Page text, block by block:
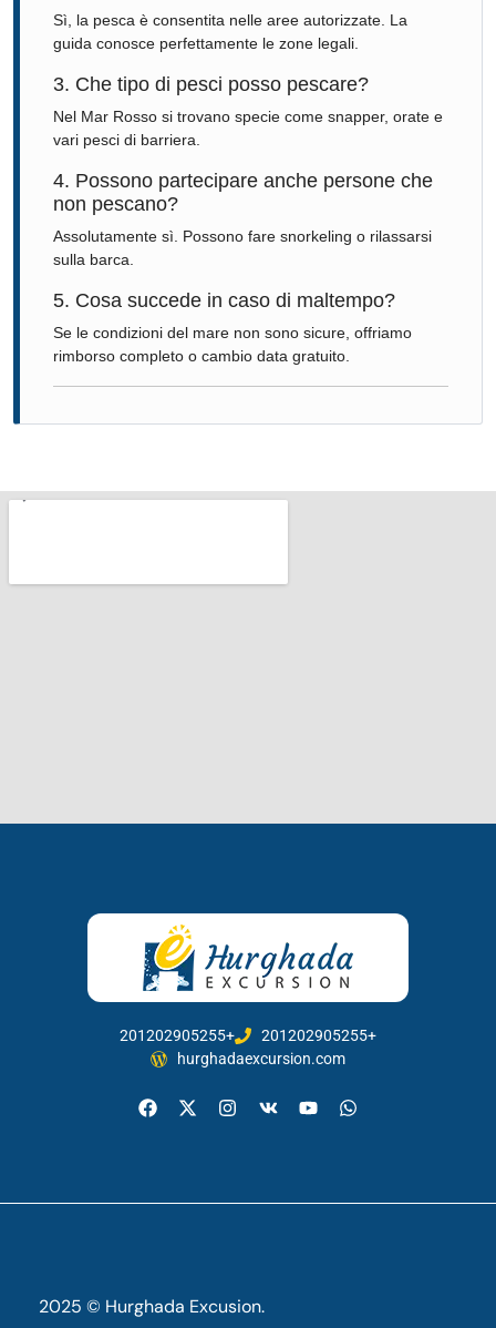
Sì, la pesca è consentita nelle aree autorizzate. La
guida conosce perfettamente le zone legali.
3. Che tipo di pesci posso pescare?
Nel Mar Rosso si trovano specie come snapper, orate e
vari pesci di barriera.
4. Possono partecipare anche persone che
non pescano?
Assolutamente sì. Possono fare snorkeling o rilassarsi
sulla barca.
5. Cosa succede in caso di maltempo?
Se le condizioni del mare non sono sicure, offriamo
rimborso completo o cambio data gratuito.
201202905255+
201202905255+
hurghadaexcursion.com
2025 © Hurghada Excusion.